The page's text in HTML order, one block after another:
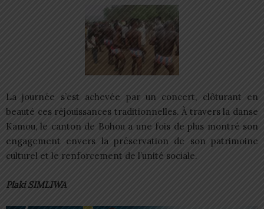
La journée s’est achevée par un concert, clôturant en
beauté ces réjouissances traditionnelles. À travers la danse
Kamou, le canton de Bohou a une fois de plus montré son
engagement envers la préservation de son patrimoine
culturel et le renforcement de l’unité sociale.
Plaki SIMLIWA